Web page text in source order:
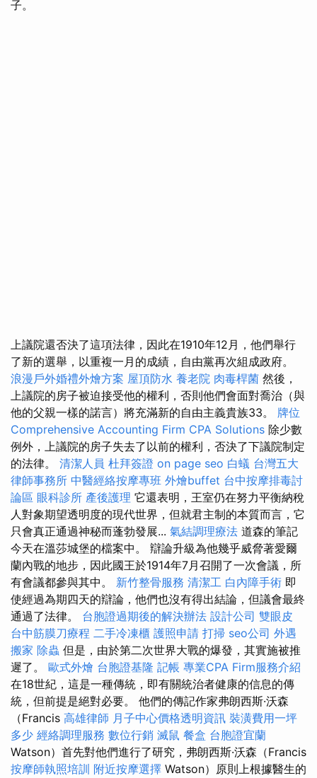
子。
上議院還否決了這項法律，因此在1910年12月，他們舉行
了新的選舉，以重複一月的成績，自由黨再次組成政府。
浪漫戶外婚禮外燴方案 屋頂防水 養老院 肉毒桿菌 然後，
上議院的房子被迫接受他的權利，否則他們會面對喬治（與
他的父親一樣的諾言）將充滿新的自由主義貴族33。 牌位
Comprehensive Accounting Firm CPA Solutions 除少數
例外，上議院的房子失去了以前的權利，否決了下議院制定
的法律。 清潔人員 杜拜簽證 on page seo 白蟻 台灣五大
律師事務所 中醫經絡按摩專班 外燴buffet 台中按摩排毒討
論區 眼科診所 產後護理 它還表明，王室仍在努力平衡納稅
人對象期望透明度的現代世界，但就君主制的本質而言，它
只會真正通過神秘而蓬勃發展... 氣結調理療法 道森的筆記
今天在溫莎城堡的檔案中。 辯論升級為他幾乎威脅著愛爾
蘭內戰的地步，因此國王於1914年7月召開了一次會議，所
有會議都參與其中。 新竹整骨服務 清潔工 白內障手術 即
使經過為期四天的辯論，他們也沒有得出結論，但議會最終
通過了法律。 台胞證過期後的解決辦法 設計公司 雙眼皮
台中筋膜刀療程 二手冷凍櫃 護照申請 打掃 seo公司 外遇
搬家 除蟲 但是，由於第二次世界大戰的爆發，其實施被推
遲了。 歐式外燴 台胞證基隆 記帳 專業CPA Firm服務介紹
在18世紀，這是一種傳統，即有關統治者健康的信息的傳
統，但前提是絕對必要。 他們的傳記作家弗朗西斯·沃森
（Francis 高雄律師 月子中心價格透明資訊 裝潢費用一坪
多少 經絡調理服務 數位行銷 滅鼠 餐盒 台胞證宜蘭
Watson）首先對他們進行了研究，弗朗西斯·沃森（Francis
按摩師執照培訓 附近按摩選擇 Watson）原則上根據醫生的